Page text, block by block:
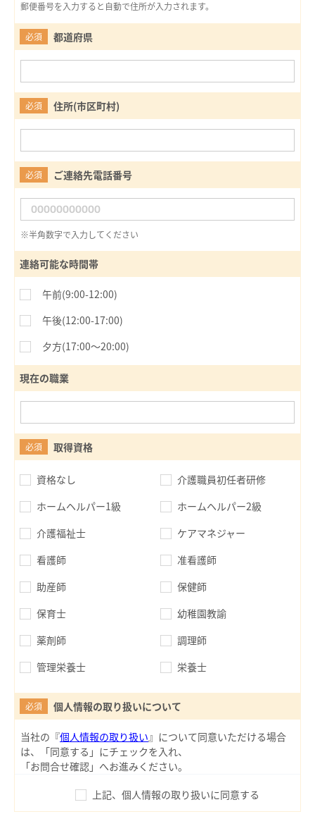
郵便番号を入力すると自動で住所が入力されます。
必須 都道府県
必須 住所(市区町村)
必須 ご連絡先電話番号
※半角数字で入力してください
連絡可能な時間帯
午前(9:00-12:00)
午後(12:00-17:00)
夕方(17:00〜20:00)
現在の職業
必須 取得資格
資格なし
介護職員初任者研修
ホームヘルパー1級
ホームヘルパー2級
介護福祉士
ケアマネジャー
看護師
准看護師
助産師
保健師
保育士
幼稚園教諭
薬剤師
調理師
管理栄養士
栄養士
必須 個人情報の取り扱いについて
当社の『個人情報の取り扱い』について同意いただける場合
は、「同意する」にチェックを入れ、
「お問合せ確認」へお進みください。
上記、個人情報の取り扱いに同意する